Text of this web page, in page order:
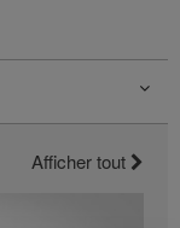
Afficher tout